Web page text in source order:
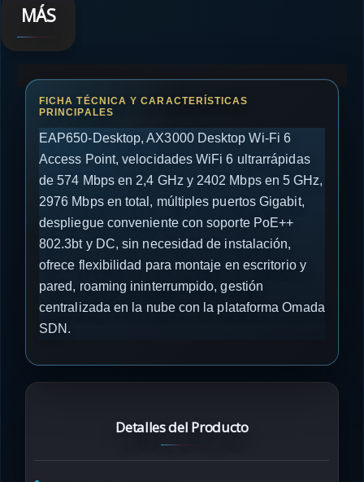
MÁS
EAP650-Desktop, AX3000 Desktop Wi-Fi 6
Access Point, velocidades WiFi 6 ultrarrápidas
de 574 Mbps en 2,4 GHz y 2402 Mbps en 5 GHz,
2976 Mbps en total, múltiples puertos Gigabit,
despliegue conveniente con soporte PoE++
802.3bt y DC, sin necesidad de instalación,
ofrece flexibilidad para montaje en escritorio y
pared, roaming ininterrumpido, gestión
centralizada en la nube con la plataforma Omada
SDN.
Detalles del Producto